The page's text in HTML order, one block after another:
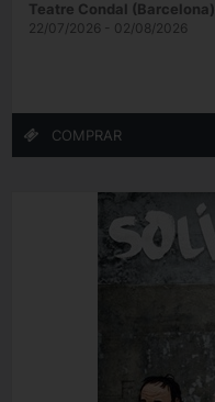
Teatre Condal (Barcelona)
22/07/2026 - 02/08/2026